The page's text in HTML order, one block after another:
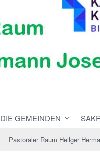
DIE GEMEINDEN
Pastoraler Raum Heilger